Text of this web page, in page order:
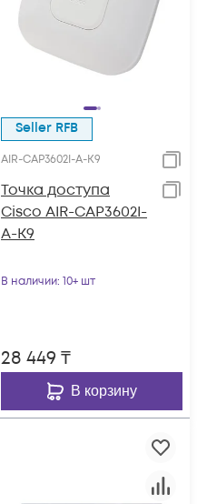
Seller RFB
AIR-CAP3602I-A-K9
Точка доступа
Cisco AIR-CAP3602I-
A-K9
В наличии: 10+ шт
28 449 ₸
В корзину